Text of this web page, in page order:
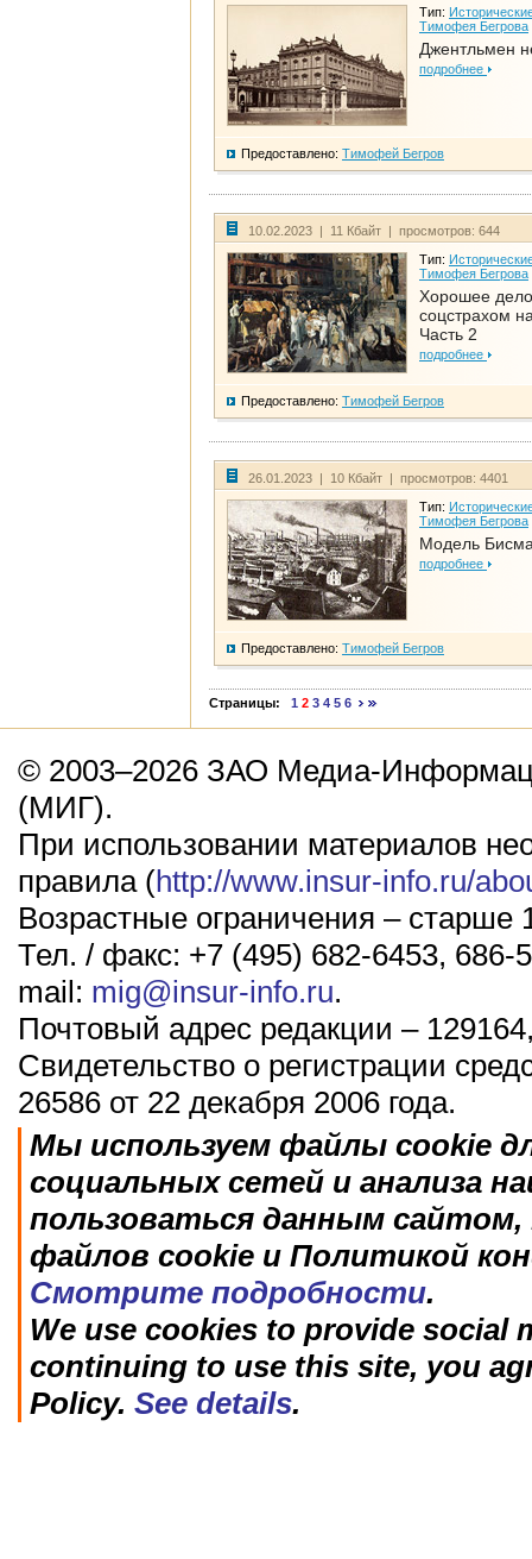
Тип:
Тимофея Бегрова
Джентльмен
подробнее
Предоставлено: Тимофей Бегров
10.02.2023 | 11 Кбайт | просмотров: 644
Тип:
Тимофея Бегрова
Хорошее дело
соцстрахом
Часть 2
подробнее
Предоставлено: Тимофей Бегров
26.01.2023 | 10 Кбайт | просмотров: 4401
Тип:
Тимофея Бегрова
Модель
подробнее
Предоставлено: Тимофей Бегров
Страницы: 1 2 3 4 5 6
© 2003–2026 ЗАО Медиа-
(МИГ).
При использовании материалов
правила (http://www.insur-info.ru/
Возрастные ограничения – старше
Тел. / факс: +7 (495) 682-6453, 686-
mail: mig@insur-info.ru.
Почтовый адрес редакции –
Свидетельство о регистрации
26586 от 22 декабря 2006 года.
Мы используем файлы cookie
социальных сетей и анализа
пользоваться данным
файлов cookie и Политикой
Смотрите подробности.
We use cookies to provide social
continuing to use this site, you
Policy. See details.